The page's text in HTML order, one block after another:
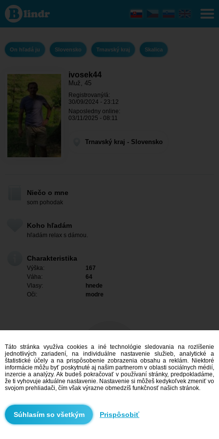
ivosek44
- On
hľadá ju
Trnavský
Skalica
On hľadá ju Slovensko Trnavský kraj Skalica
ivosek44
Muž, 45
Registrovaný/á:
30/09/2024 - 23:12
Naposledny online:
03/11/2025 - 08:11
Trnavský kraj - Slovensko
Niečo o mne
som pohodak
Koho hľadám
hľadám relax s dámou.
Charakteristika
Výška:
167
Váha:
64
Vlasy:
hnede
Oči:
modre
Mám záujem
Vyhľadávanie
Táto stránka využíva cookies a iné technológie sledovania na rozlíšenie
jednotlivých zariadení, na individuálne nastavenie služieb, analytické a
štatistické účely a na prispôsobenie zobrazenia obsahu a reklám. Niektoré
informácie môžu byť poskytnuté aj našim partnerom v oblasti sociálnych médií,
inzercie a analýzy. Ak budeš pokračovať v používaní stránky, predpokladáme,
že ti vyhovuje aktuálne nastavenie. Nastavenie si môžeš kedykoľvek zmeniť vo
svojom prehliadači, čím však výrazne obmedzíš funkčnosť našich stránok.
Prispôsobiť